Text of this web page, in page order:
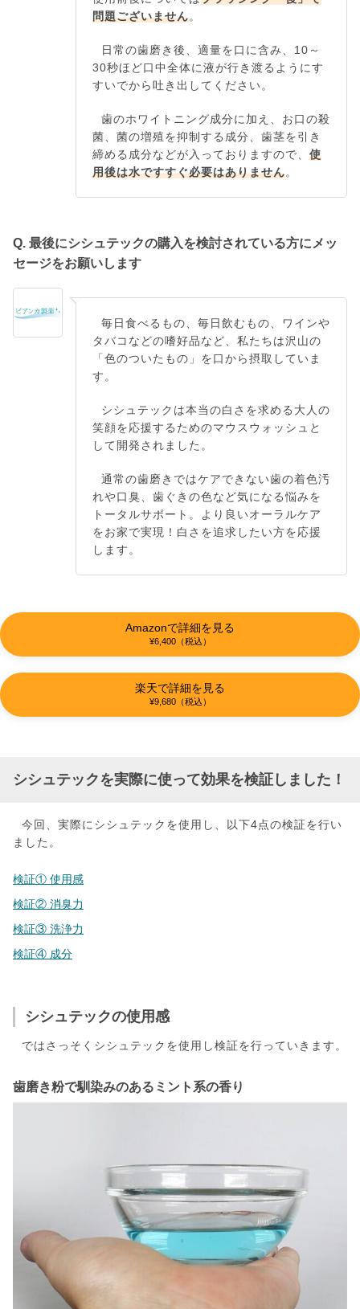
問題ございません。
日常の歯磨き後、適量を口に含み、10～
30秒ほど口中全体に液が行き渡るようにす
すいでから吐き出してください。
歯のホワイトニング成分に加え、お口の殺
菌、菌の増殖を抑制する成分、歯茎を引き
締める成分などが入っておりますので、 使
用後は水ですすぐ必要はありません。
Q. 最後にシシュテックの購入を検討されている方にメッ
セージをお願いします
毎日食べるもの、毎日飲むもの、ワインや
タバコなどの嗜好品など、私たちは沢山の
「色のついたもの」を口から摂取していま
す。
シシュテックは本当の白さを求める大人の
笑顔を応援するためのマウスウォッシュと
して開発されました。
通常の歯磨きではケアできない歯の着色汚
れや口臭、歯ぐきの色など気になる悩みを
トータルサポート。より良いオーラルケア
をお家で実現！白さを追求したい方を応援
します。
Amazonで詳細を見る
¥6,400（税込）
楽天で詳細を見る
¥9,680（税込）
シシュテックを実際に使って効果を検証しました！
今回、実際にシシュテックを使用し、以下4点の検証を行い
ました。
検証① 使用感
検証② 消臭力
検証③ 洗浄力
検証④ 成分
シシュテックの使用感
ではさっそくシシュテックを使用し検証を行っていきます。
歯磨き粉で馴染みのあるミント系の香り